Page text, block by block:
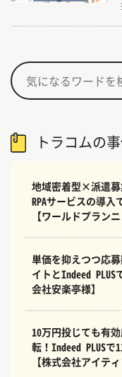
トラコムの
地域密着型×派遣募
RPAサービスの導
【ワールドプラン
単価を抑えつつ応
イトとIndeed
会社安楽亭様】
10万円投じても有
転！Indeed PLUSで
【株式会社アイテ